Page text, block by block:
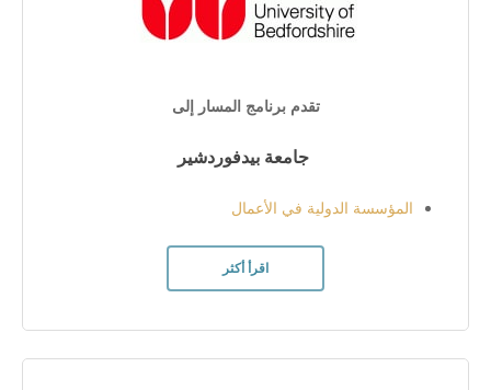
تقدم برنامج المسار إلى
جامعة بيدفوردشير
المؤسسة الدولية في الأعمال
اقرأ أكثر